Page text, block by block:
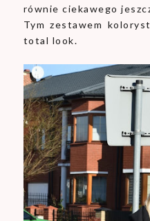
równie ciekawego
Tym zestawem
total look.